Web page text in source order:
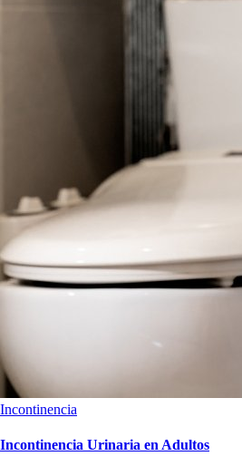
Incontinencia
Incontinencia Urinaria en Adultos